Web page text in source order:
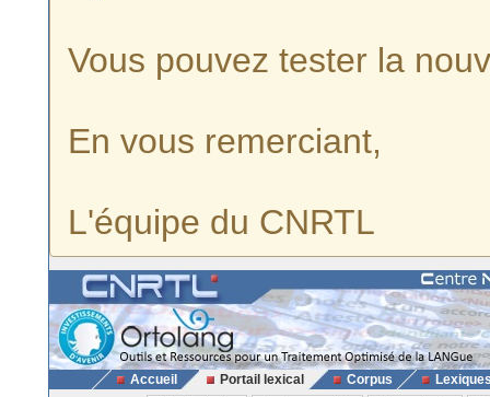
Vous pouvez tester la
En vous remerciant,
L'équipe du CNRTL
Accueil Portail lexical Corpus